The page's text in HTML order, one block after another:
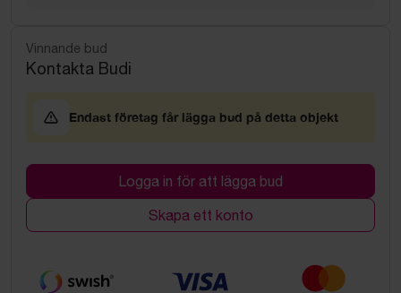
Vinnande bud
Kontakta Budi
Endast företag får lägga bud på detta objekt
Logga in för att lägga bud
Skapa ett konto